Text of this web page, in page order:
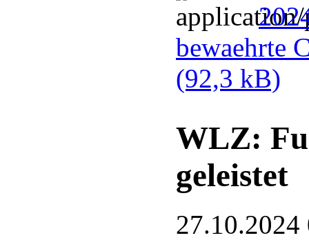
bewaehrte
(92,3 kB)
WLZ:
geleistet
27.10.2024